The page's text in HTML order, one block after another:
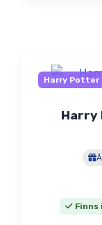
Harry Potter
Harry
Finns